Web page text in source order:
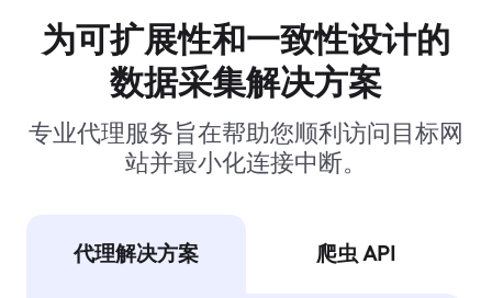
为可扩展性和一致性设计的
数据采集解决方案
专业代理服务旨在帮助您顺利访问目标网
站并最小化连接中断。
代理解决方案 爬虫 API